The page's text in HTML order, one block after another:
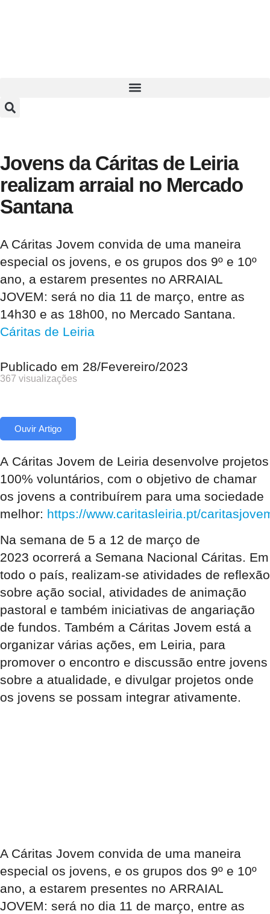
Jovens da Cáritas de Leiria
realizam arraial no Mercado
Santana
A Cáritas Jovem convida de uma maneira
especial os jovens, e os grupos dos 9º e 10º
ano, a estarem presentes no ARRAIAL
JOVEM: será no dia 11 de março, entre as
14h30 e as 18h00, no Mercado Santana.
Cáritas de Leiria
Publicado em 28/Fevereiro/2023
367 visualizações
Ouvir Artigo
A Cáritas Jovem de Leiria desenvolve projetos
100% voluntários, com o objetivo de chamar
os jovens a contribuírem para uma sociedade
melhor: https://www.caritasleiria.pt/
Na semana de 5 a 12 de março de
2023 ocorrerá a Semana Nacional Cáritas. Em
todo o país, realizam-se atividades de reflexão
sobre ação social, atividades de animação
pastoral e também iniciativas de angariação
de fundos. Também a Cáritas Jovem está a
organizar várias ações, em Leiria, para
promover o encontro e discussão entre jovens
sobre a atualidade, e divulgar projetos onde
os jovens se possam integrar ativamente.
A Cáritas Jovem convida de uma maneira
especial os jovens, e os grupos dos 9º e 10º
ano, a estarem presentes no ARRAIAL
JOVEM: será no dia 11 de março, entre as